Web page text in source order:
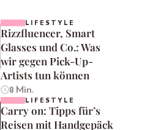
LIFESTYLE
Rizzfluencer, Smart
Glasses und Co.: Was
wir gegen Pick-Up-
Artists tun können
8 Min.
LIFESTYLE
Carry on: Tipps für’s
Reisen mit Handgepäck